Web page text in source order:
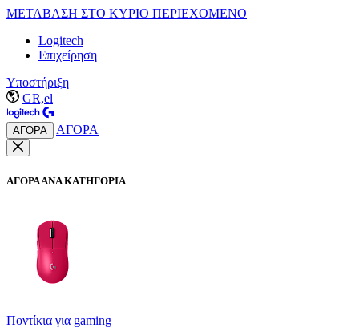
ΜΕΤΑΒΑΣΗ ΣΤΟ ΚΥΡΙΟ ΠΕΡΙΕΧΟΜΕΝΟ
Logitech
Επιχείρηση
Υποστήριξη
GR,el
ΑΓΟΡΑ ΑΓΟΡΑ
ΑΓΟΡΑ ΑΝΑ ΚΑΤΗΓΟΡΙΑ
Ποντίκια για gaming